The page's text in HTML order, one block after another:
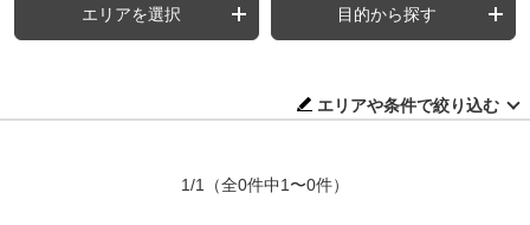
エリアを選択 目的から探す
エリアや条件で絞り込む
1/1 （全0件中1〜0件）